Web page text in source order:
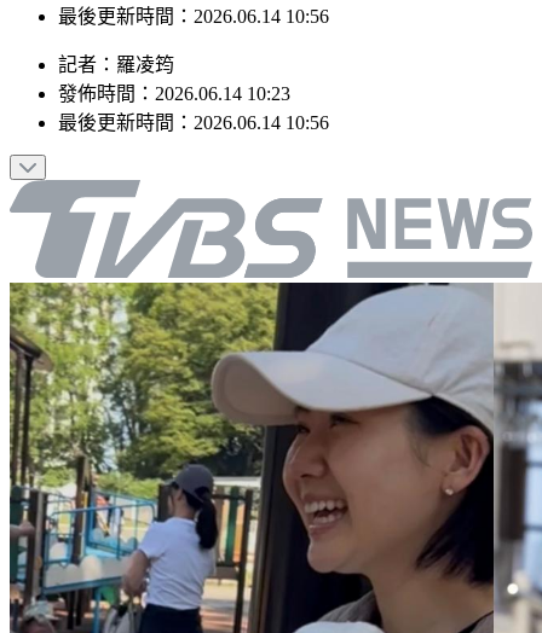
最後更新時間：2026.06.14 10:56
記者 ： 羅凌筠
發佈時間： 2026.06.14 10:23
最後更新時間： 2026.06.14 10:56